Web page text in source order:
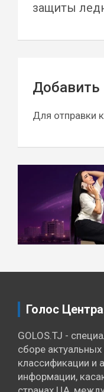
защиты
по
записям
Для отправки
Голос
GOLOS.TJ -
сборе актуальных
классификации и
информации,